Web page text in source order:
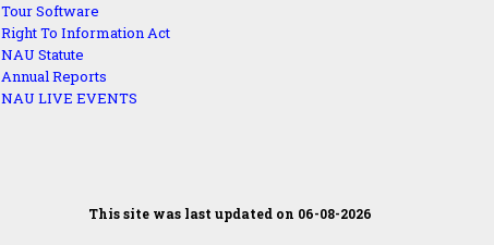
Tour Software
Right To Information Act
NAU Statute
Annual Reports
NAU LIVE EVENTS
This site was last updated on 06-08-2026